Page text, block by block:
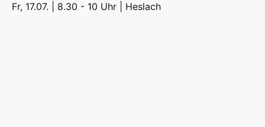
Fr, 17.07. | 8.30 - 10 Uhr | Heslach